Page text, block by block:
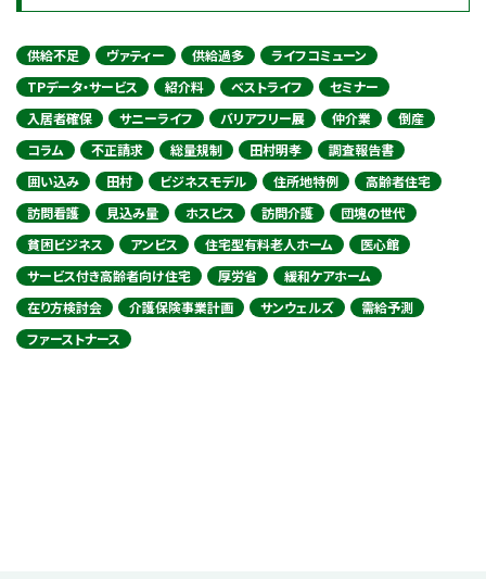
供給不足 ヴァティー 供給過多
ライフコミューン
TPデータ・サービス
紹介料 ベストライフ
セミナー
入居者確保
サニーライフ バリアフリー展 仲介業
倒産
コラム
不正請求 総量規制 田村明孝
調査報告書
囲い込み
田村 ビジネスモデル 住所地特例
高齢者住宅
訪問看護
見込み量 ホスピス 訪問介護
団塊の世代
貧困ビジネス
アンビス 住宅型有料老人ホーム
医心館
サービス付き高齢者向け住宅
厚労省
緩和ケアホーム
在り方検討会
介護保険事業計画 サンウェルズ
需給予測
ファーストナース